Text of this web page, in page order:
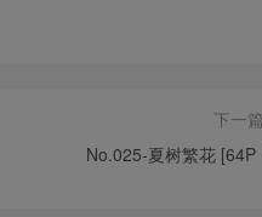
下一篇
No.025-夏树繁花 [64P